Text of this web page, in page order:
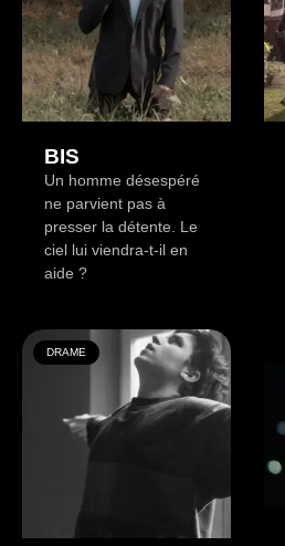
BIS
Un homme désespéré
ne parvient pas à
presser la détente. Le
ciel lui viendra-t-il en
aide ?
DRAME